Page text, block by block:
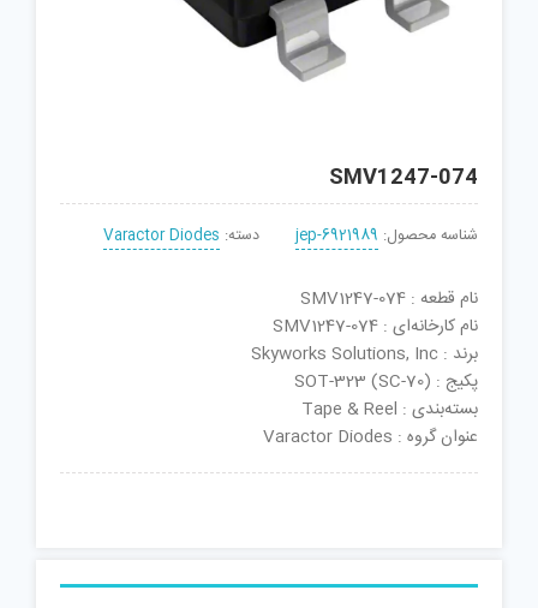
SMV1247-074
شناسه محصول: jep-6921989 دسته: Varactor Diodes
نام قطعه : SMV1247-074
نام کارخانه‌ای : SMV1247-074
برند : Skyworks Solutions, Inc
پکیج : SOT-323 (SC-70)
بسته‌بندی : Tape & Reel
عنوان گروه : Varactor Diodes